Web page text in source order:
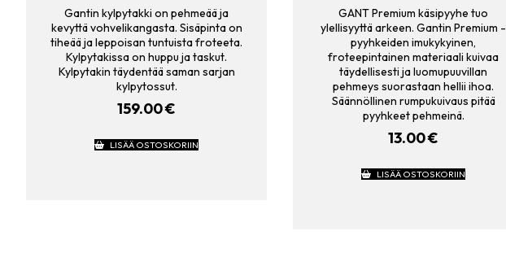
Gantin kylpytakki on pehmeää ja
kevyttä vohvelikangasta. Sisäpinta on
tiheää ja leppoisan tuntuista froteeta.
Kylpytakissa on huppu ja taskut.
Kylpytakin täydentää saman sarjan
kylpytossut.
159.00€
LISÄÄ OSTOSKORIIN
GANT Premium käsipyyhe tuo
ylellisyyttä arkeen. Gantin Premium -
pyyhkeiden imukykyinen,
froteepintainen materiaali kuivaa
täydellisesti ja luomupuuvillan
pehmeys suorastaan hellii ihoa.
Säännöllinen rumpukuivaus pitää
pyyhkeet pehmeinä.
13.00€
LISÄÄ OSTOSKORIIN